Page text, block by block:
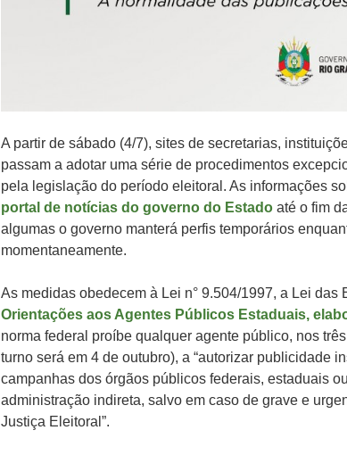
A partir de sábado (4/7), sites de secretarias,
passam a adotar uma série de procedimentos
pela legislação do período eleitoral. As informações
portal de notícias do governo do Estado até o fim
algumas o governo manterá perfis temporários
momentaneamente.
As medidas obedecem à Lei n° 9.504/1997, a Lei das
Orientações aos Agentes Públicos Estaduais,
norma federal proíbe qualquer agente público, nos
turno será em 4 de outubro), a “autorizar publicidade
campanhas dos órgãos públicos federais, estaduais
administração indireta, salvo em caso de grave e
Justiça Eleitoral”.